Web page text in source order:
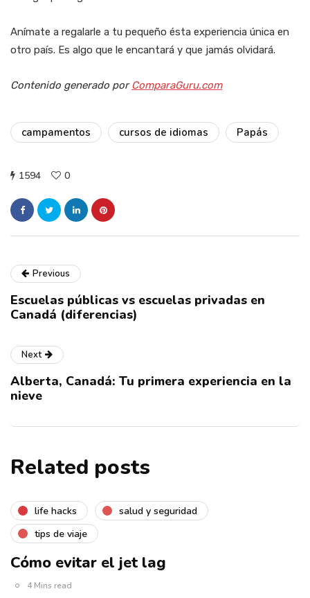
Anímate a regalarle a tu pequeño ésta experiencia única en
otro país. Es algo que le encantará y que jamás olvidará.
Contenido generado porComparaGuru.com
campamentos cursos de idiomas Papás
1594 0
Previous
Escuelas públicas vs escuelas privadas en
Canadá (diferencias)
Next
Alberta, Canadá: Tu primera experiencia en la
nieve
Related posts
life hacks
salud y seguridad
tips de viaje
Cómo evitar el jet lag
4 Mins read